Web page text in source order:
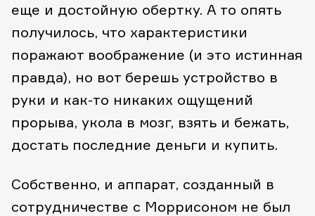
еще и достойную обертку. А то опять
получилось, что характеристики
поражают воображение (и это истинная
правда), но вот берешь устройство в
руки и как-то никаких ощущений
прорыва, укола в мозг, взять и бежать,
достать последние деньги и купить.
Собственно, и аппарат, созданный в
сотрудничестве с Моррисоном не был